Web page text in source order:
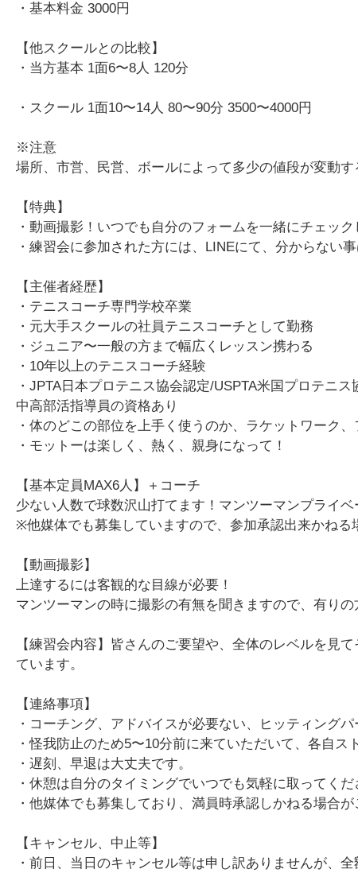
・基本料金 3000円
【他スクールとの比較】
・当方基本 1面6〜8人 120分
・スクール 1面10〜14人 80〜90分 3500〜4000円
※注意
場所、市営、民営、ボールによって多少の値段が変動す
【特典】
・動画撮影！いつでも自分のフォームを一緒にチェック
・練習会に参加された方には、LINEにて、分からない
【主催者経歴】
・テニスコーチ専門学校卒業
・元大手スクールの社員テニスコーチとして勤務
・ジュニア〜一般の方まで幅広くレッスン携わる
・10年以上のテニスコーチ経験
・JPTA日本プロテニス協会認定/USPTA米国プロテニ
中高部活指導員の資格あり
・体のどこの部位を上手く使うのか、ラケットワーク
・モットーは楽しく、熱く、親身になって！
【基本定員MAX6人】＋コーチ
少ない人数で球数沢山打てます！マンツーマンプライ
※他媒体でも募集していますので、参加承認出来かねる
【動画撮影】
上達するには客観的な目線が必要！
マンツーマンの時に撮影の有無を聞きますので、有り
【練習会内容】皆さんのご要望や、全体のレベルを見
ています。
【連絡事項】
・コーチング、アドバイスが必要ない、ヒッティング
・怪我防止のため5〜10分前に来ていただいて、各自ス
・遅刻、早退は大丈夫です。
・休憩は自分のタイミングでいつでも気軽に取ってくだ
・他媒体でも募集しており、満員時承認しかねる場合が
【キャンセル、中止等】
・前日、当日のキャンセル等は申し訳ありませんが、